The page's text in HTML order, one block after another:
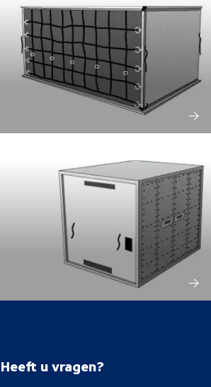
Heeft u vragen?